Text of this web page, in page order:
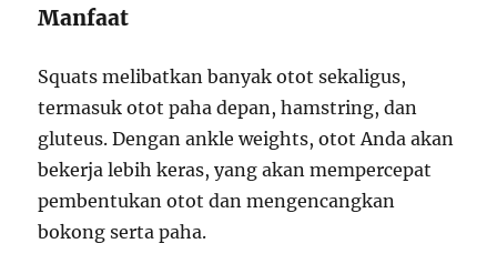
Manfaat
Squats melibatkan banyak otot sekaligus,
termasuk otot paha depan, hamstring, dan
gluteus. Dengan ankle weights, otot Anda akan
bekerja lebih keras, yang akan mempercepat
pembentukan otot dan mengencangkan
bokong serta paha.